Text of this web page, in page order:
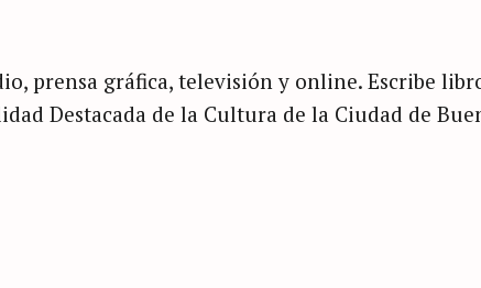
prensa gráfica, televisión y online. Escribe
Destacada de la Cultura de la Ciudad de